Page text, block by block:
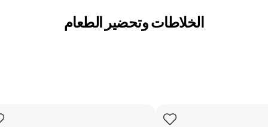
الخلاطات وتحضير الطعام